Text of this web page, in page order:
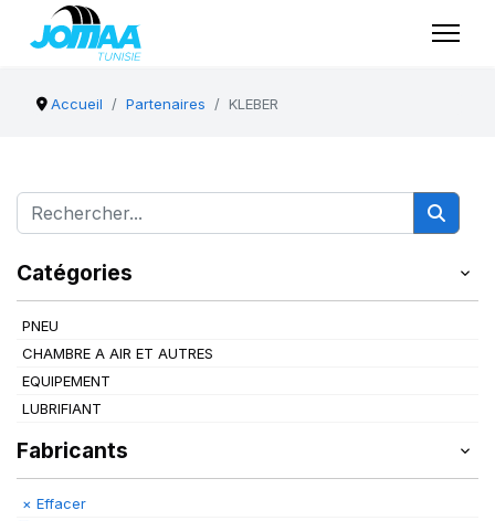
Accueil Partenaires KLEBER
Catégories
PNEU
CHAMBRE A AIR ET AUTRES
EQUIPEMENT
LUBRIFIANT
Fabricants
× Effacer